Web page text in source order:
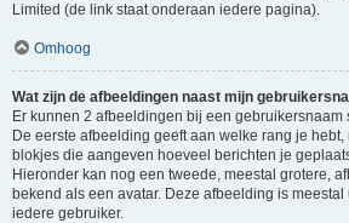
Limited (de link staat onderaan iedere pagina).
Omhoog
Wat zijn de afbeeldingen naast mijn
Er kunnen 2 afbeeldingen bij een gebruikersnaam
De eerste afbeelding geeft aan welke rang je
blokjes die aangeven hoeveel berichten je
Hieronder kan nog een tweede, meestal grotere,
bekend als een avatar. Deze afbeelding is
iedere gebruiker.